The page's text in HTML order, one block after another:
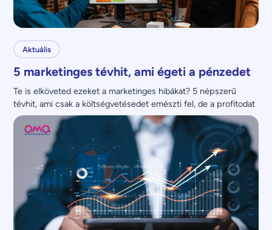
Aktuális
5 marketinges tévhit, ami égeti a pénzedet
Te is elköveted ezeket a marketinges hibákat? 5 népszerű
tévhit, ami csak a költségvetésedet emészti fel, de a profitodat
nem növeli.